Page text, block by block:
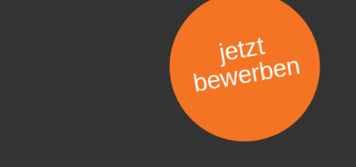
jetzt
bewerben